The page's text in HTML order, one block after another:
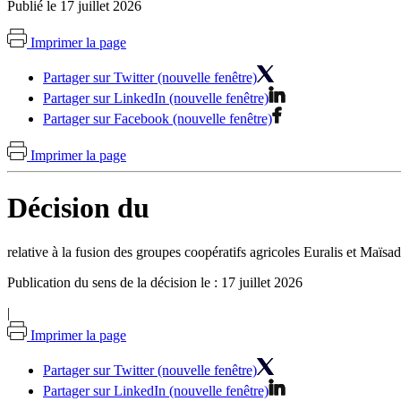
Publié le 17 juillet 2026
Imprimer la page
Partager sur Twitter (nouvelle fenêtre)
Partager sur LinkedIn (nouvelle fenêtre)
Partager sur Facebook (nouvelle fenêtre)
Imprimer la page
Décision du
relative à la fusion des groupes coopératifs agricoles Euralis et
Publication du sens de la décision le : 17 juillet 2026
|
Imprimer la page
Partager sur Twitter (nouvelle fenêtre)
Partager sur LinkedIn (nouvelle fenêtre)